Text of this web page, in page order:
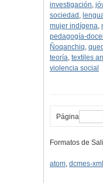
investigación,
sociedad ,
mujer indígena,
pedagogía-
Ñoqanchiq,
teoría, textiles
violencia social
Página
Formatos de
atom, dcmes-xml